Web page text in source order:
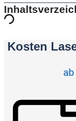
Kosten